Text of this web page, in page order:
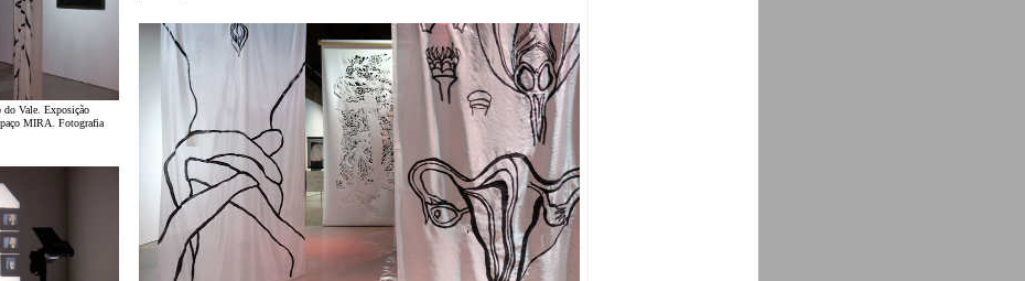
Vale. Exposição
MIRA. Fotografia